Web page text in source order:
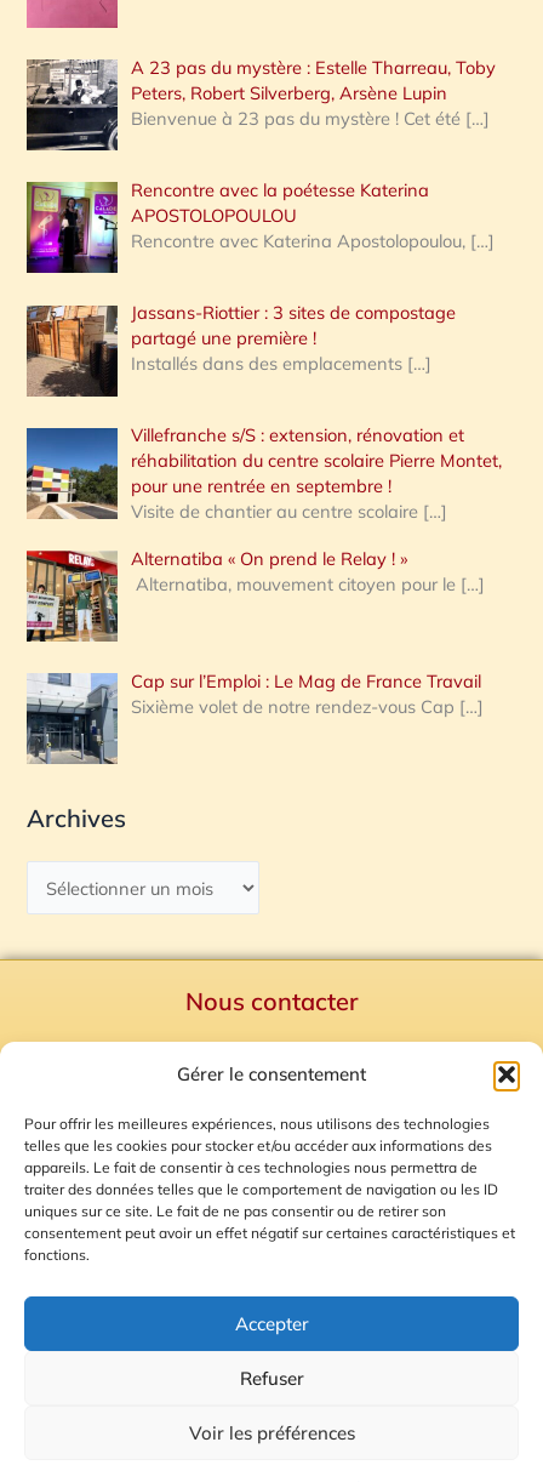
Gérer le consentement
Pour offrir les meilleures expériences, nous utilisons des technologies
telles que les cookies pour stocker et/ou accéder aux informations des
appareils. Le fait de consentir à ces technologies nous permettra de
traiter des données telles que le comportement de navigation ou les ID
uniques sur ce site. Le fait de ne pas consentir ou de retirer son
consentement peut avoir un effet négatif sur certaines caractéristiques et
fonctions.
Accepter
Refuser
Voir les préférences
A 23 pas du mystère : Estelle Tharreau, Toby
Peters, Robert Silverberg, Arsène Lupin
Bienvenue à 23 pas du mystère ! Cet été […]
Rencontre avec la poétesse Katerina
APOSTOLOPOULOU
Rencontre avec Katerina Apostolopoulou, […]
Jassans-Riottier : 3 sites de compostage
partagé une première !
Installés dans des emplacements […]
Villefranche s/S : extension, rénovation et
réhabilitation du centre scolaire Pierre Montet,
pour une rentrée en septembre !
Visite de chantier au centre scolaire […]
Alternatiba « On prend le Relay ! »
Alternatiba, mouvement citoyen pour le […]
Cap sur l’Emploi : Le Mag de France Travail
Sixième volet de notre rendez-vous Cap […]
Archives
Nous contacter
Mentions Légales
Plan du site
Gestion des Cookies
© 2026 Radio Calade